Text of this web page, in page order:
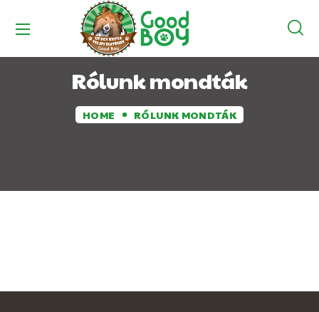
Rólunk mondták
HOME RÓLUNK MONDTÁK